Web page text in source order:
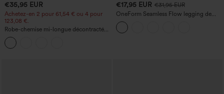
€35,95 EUR
Achetez-en 2 pour 61,54 € ou 4 pour
123,08 €.
Robe-chemise mi-longue décontractée
à col, mancherons, ceinturée, ourlet
fendu incurvé et poches
€17,95 EUR €31,95 EUR
OneForm Seamless Flow legging de
yoga taille haute, gainant pour le ventre
et effet rehausseur de fesses